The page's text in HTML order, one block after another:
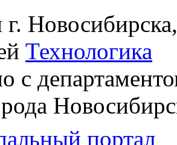
Технологика
с
портал